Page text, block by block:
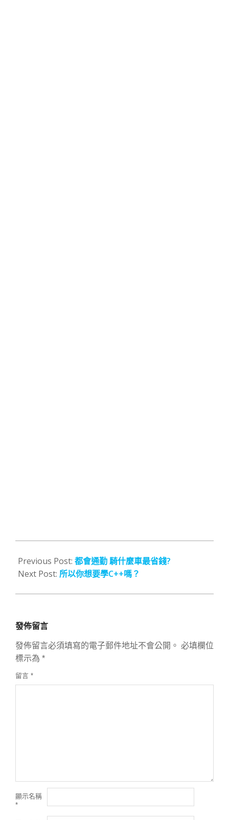
02-
12
Previous Post: 都會通勤 騎什麼車最省錢?
Next Post: 所以你想要學C++嗎？
發佈留言
發佈留言必須填寫的電子郵件地址不會公開。 必填欄位
標示為 *
留言 *
顯示名稱
*